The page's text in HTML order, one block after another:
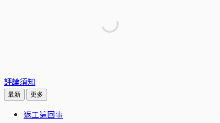
評論須知
最新 更多
返工這回事